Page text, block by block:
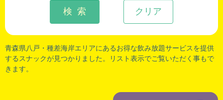
クリア
検 索
青森県八戸 ・ 種差海岸エリアにあるお得な飲み放題サービスを提供
するスナックが見つかりました。リスト表示でご覧いただく事もで
きます。